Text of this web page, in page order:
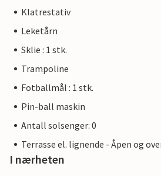
Klatrestativ
Leketårn
Sklie : 1 stk.
Trampoline
Fotballmål : 1 stk.
Pin-ball maskin
Antall solsenger: 0
Terrasse el. lignende - Åpen og
I nærheten